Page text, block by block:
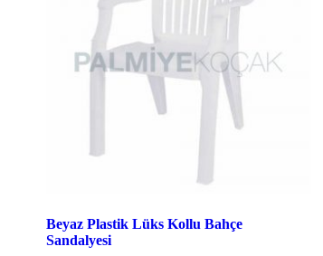
Beyaz Plastik Lüks Kollu Bahçe
Sandalyesi